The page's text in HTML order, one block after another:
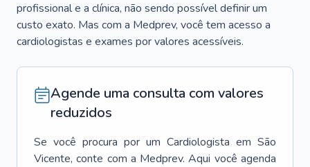
profissional e a clínica, não sendo possível definir um
custo exato. Mas com a Medprev, você tem acesso a
cardiologistas e exames por valores acessíveis.
Agende uma consulta com valores
reduzidos
Se você procura por um Cardiologista em São
Vicente, conte com a Medprev. Aqui você agenda